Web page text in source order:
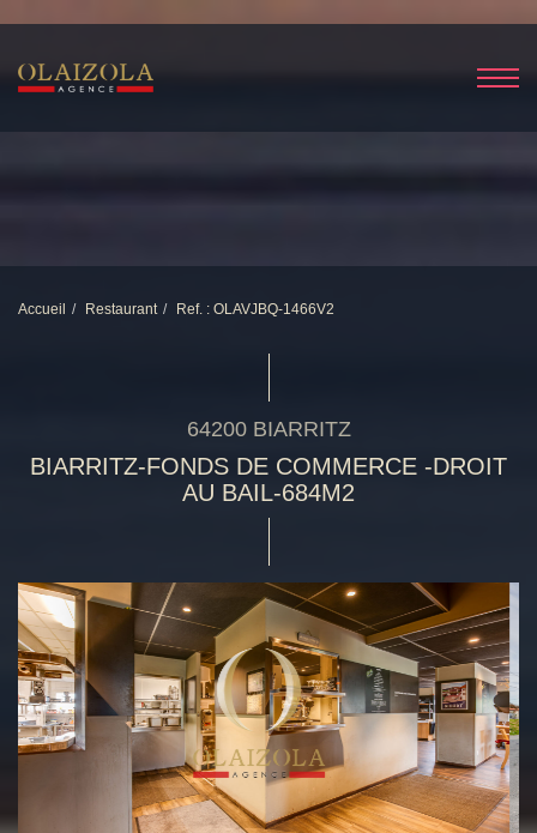
Accueil Restaurant Ref. : OLAVJBQ-1466V2
64200 BIARRITZ
BIARRITZ-FONDS DE COMMERCE -DROIT
AU BAIL-684M2